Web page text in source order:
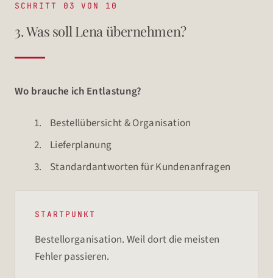
SCHRITT 03 VON 10
3. Was soll Lena übernehmen?
Wo brauche ich Entlastung?
Bestellübersicht & Organisation
Lieferplanung
Standardantworten für Kundenanfragen
STARTPUNKT
Bestellorganisation. Weil dort die meisten
Fehler passieren.